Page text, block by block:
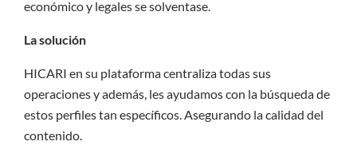
económico y legales se solventase.
La solución
HICARI en su plataforma centraliza todas sus
operaciones y además, les ayudamos con la búsqueda de
estos perfiles tan específicos. Asegurando la calidad del
contenido.